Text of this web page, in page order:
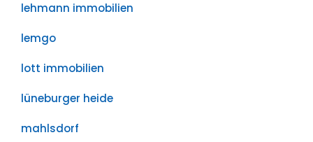
lehmann immobilien
lemgo
lott immobilien
lüneburger heide
mahlsdorf